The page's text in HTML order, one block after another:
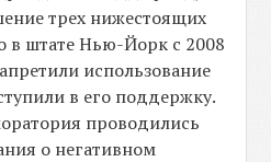
трех нижестоящих
в штате Нью-Йорк с 2008
использование
в его поддержку.
проводились
о негативном